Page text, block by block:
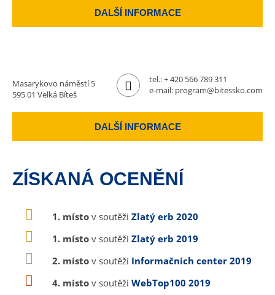
DALŠÍ INFORMACE
Masarykovo náměstí 5
595 01 Velká Bíteš
tel.:+ 420 566 789 311
e-mail: program@bitessko.com
DALŠÍ INFORMACE
ZÍSKANÁ OCENĚNÍ
1. místo v soutěži Zlatý erb 2020
1. místo v soutěži Zlatý erb 2019
2. místo v soutěži Informačních center 2019
4. místo v soutěži WebTop100 2019